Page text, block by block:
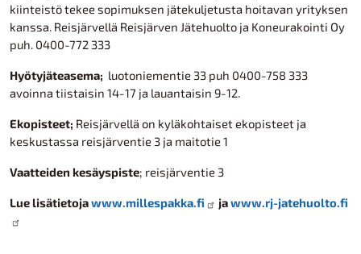
kiinteistö tekee sopimuksen jätekuljetusta hoitavan yrityksen
kanssa. Reisjärvellä Reisjärven Jätehuolto ja Koneurakointi Oy
puh. 0400-772 333
Hyötyjäteasema; luotoniementie 33 puh 0400-758 333
avoinna tiistaisin 14-17 ja lauantaisin 9-12.
Ekopisteet; Reisjärvellä on kyläkohtaiset ekopisteet ja
keskustassa reisjärventie 3 ja maitotie 1
Vaatteiden kesäyspiste; reisjärventie 3
Lue lisätietojawww.millespakka.fi jawww.rj-jatehuolto.fi